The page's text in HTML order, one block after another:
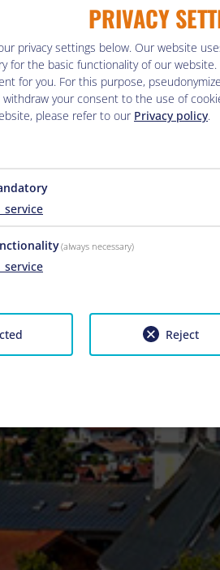
PRIVACY
privacy settings below. Our website
for the basic functionality of our
for you. For this purpose,
withdraw your consent to the use of
please refer to our Privacy policy.
service
(always necessary)
service
Reject